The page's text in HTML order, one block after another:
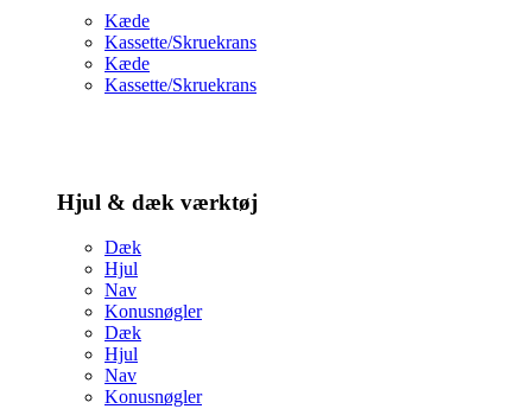
Kæde
Kassette/Skruekrans
Kæde
Kassette/Skruekrans
Hjul & dæk værktøj
Dæk
Hjul
Nav
Konusnøgler
Dæk
Hjul
Nav
Konusnøgler